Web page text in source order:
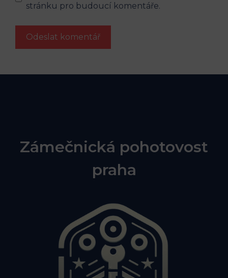
stránku pro budoucí komentáře.
Zámečnická pohotovost
praha